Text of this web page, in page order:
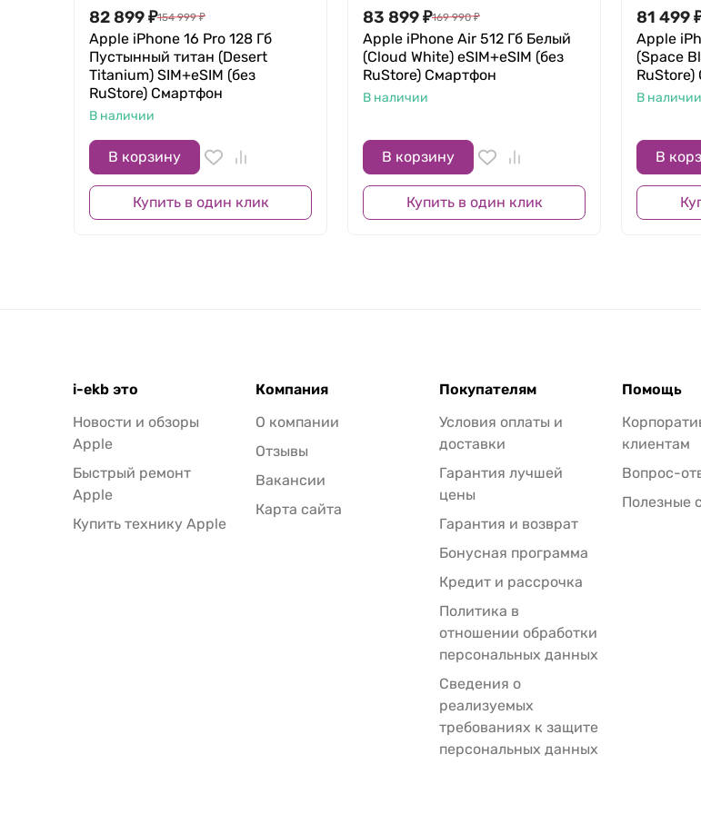
Качественные экраны — неизменный признак смартфонов от Apple. Кроме матрицы,
функцию True Tone, которая адаптирует цветовую гамму под освещение окружающей
просмотре контента. Есть поддержка технологии ProMotion, чтобы поднять частоту
82 899₽154 999 ₽
Apple iPhone 16 Pro 128 Гб
Пустынный титан (Desert
Titanium) SIM+eSIM (без
RuStore) Смартфон
В наличии
В корзину
Купить в один клик
83 899₽169 990 ₽
Apple iPhone Air 512 Гб Белый
(Cloud White) eSIM+eSIM (без
RuStore) Смартфон
В наличии
В корзину
Купить в один клик
81 499
Apple
(Space
В наличии
В
i-ekb это
Новости и обзоры
Apple
Быстрый ремонт
Apple
Купить технику Apple
Компания
О компании
Отзывы
Вакансии
Карта сайта
Покупателям
Условия оплаты и
доставки
Гарантия лучшей
цены
Гарантия и возврат
Бонусная программа
Кредит и рассрочка
Политика в
отношении обработки
персональных данных
Сведения о
реализуемых
требованиях к защите
персональных данных
Помощь
клиентам
Вопрос-
Полезные